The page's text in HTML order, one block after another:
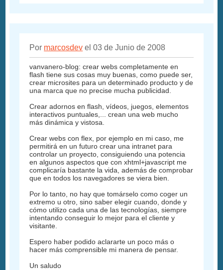
Por marcosdev el 03 de Junio de 2008
vanvanero-blog: crear webs completamente en
flash tiene sus cosas muy buenas, como puede ser,
crear microsites para un determinado producto y de
una marca que no precise mucha publicidad.
Crear adornos en flash, vídeos, juegos, elementos
interactivos puntuales,... crean una web mucho
más dinámica y vistosa.
Crear webs con flex, por ejemplo en mi caso, me
permitirá en un futuro crear una intranet para
controlar un proyecto, consiguiendo una potencia
en algunos aspectos que con xhtml+javascript me
complicaría bastante la vida, además de comprobar
que en todos los navegadores se viera bien.
Por lo tanto, no hay que tomárselo como coger un
extremo u otro, sino saber elegir cuando, donde y
cómo utilizo cada una de las tecnologías, siempre
intentando conseguir lo mejor para el cliente y
visitante.
Espero haber podido aclararte un poco más o
hacer más comprensible mi manera de pensar.
Un saludo